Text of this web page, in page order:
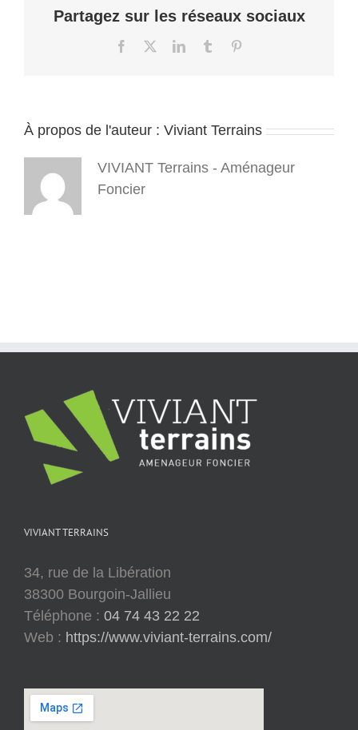
Partagez sur les réseaux sociaux
Facebook LinkedInTumblr
À propos de l'auteur : Viviant Terrains
VIVIANT Terrains - Aménageur
Foncier
VIVIANT TERRAINS
34, rue de la Libération
38300 Bourgoin-Jallieu
Téléphone : 04 74 43 22 22
Web : https://www.viviant-terrains.com/